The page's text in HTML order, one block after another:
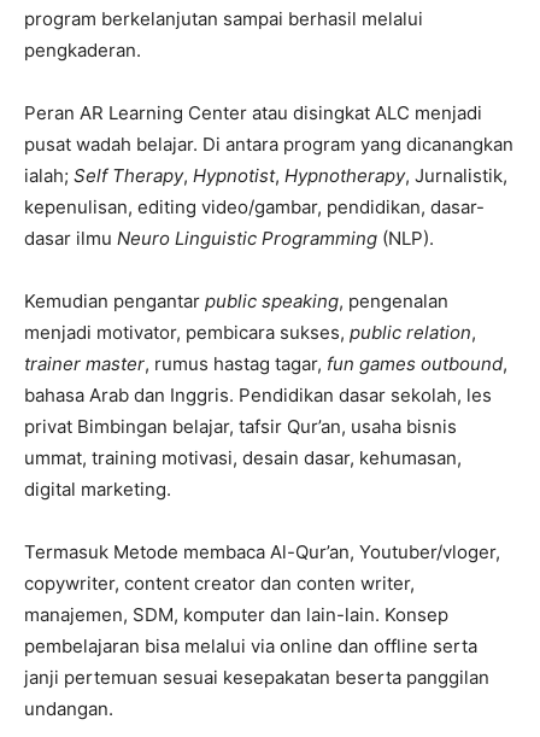
program berkelanjutan sampai berhasil melalui
pengkaderan.
Peran AR Learning Center atau disingkat ALC menjadi
pusat wadah belajar. Di antara program yang dicanangkan
ialah; Self Therapy, Hypnotist, Hypnotherapy, Jurnalistik,
kepenulisan, editing video/gambar, pendidikan, dasar-
dasar ilmu Neuro Linguistic Programming (NLP).
Kemudian pengantar public speaking, pengenalan
menjadi motivator, pembicara sukses, public relation,
trainer master, rumus hastag tagar, fun games outbound,
bahasa Arab dan Inggris. Pendidikan dasar sekolah, les
privat Bimbingan belajar, tafsir Qur’an, usaha bisnis
ummat, training motivasi, desain dasar, kehumasan,
digital marketing.
Termasuk Metode membaca Al-Qur’an, Youtuber/vloger,
copywriter, content creator dan conten writer,
manajemen, SDM, komputer dan lain-lain. Konsep
pembelajaran bisa melalui via online dan offline serta
janji pertemuan sesuai kesepakatan beserta panggilan
undangan.